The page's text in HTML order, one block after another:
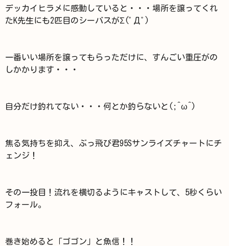
デッカイヒラメに感動していると・・・場所を譲ってくれ
たK先生にも2匹目のシーバスがΣ(ﾟДﾟ)
一番いい場所を譲ってもらっただけに、すんごい重圧がの
しかかります・・・
自分だけ釣れてない・・・何とか釣らないと(;^ω^)
焦る気持ちを抑え、ぶっ飛び君95Sサンライズチャートにチ
ェンジ！
その一投目！流れを横切るようにキャストして、5秒くらい
フォール。
巻き始めると「ゴゴン」と魚信！！